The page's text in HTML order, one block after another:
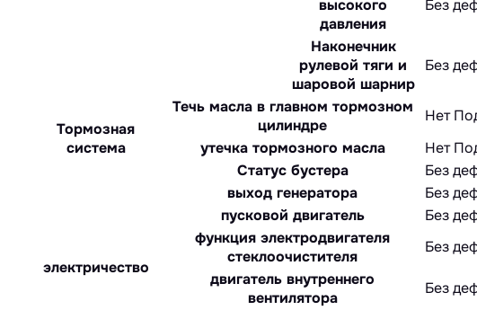
высокого
давления
Без
Наконечник
рулевой тяги и
шаровой шарнир
Без
Тормозная
система
Течь масла в главном тормозном
цилиндре
Нет
утечка тормозного масла
Нет
Статус бустера
Без
электричество
выход генератора Без
пусковой двигатель
Без
функция электродвигателя
стеклоочистителя
Без
двигатель внутреннего
вентилятора
Без